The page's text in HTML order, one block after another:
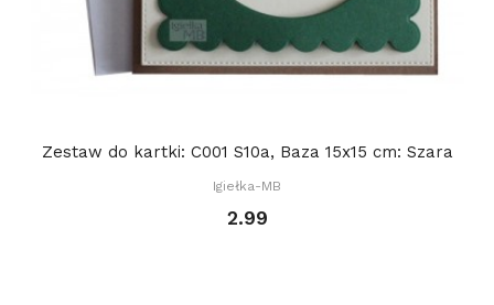
Zestaw do kartki: C001 S10a, Baza 15x15 cm: Szara
Igiełka-MB
2.99